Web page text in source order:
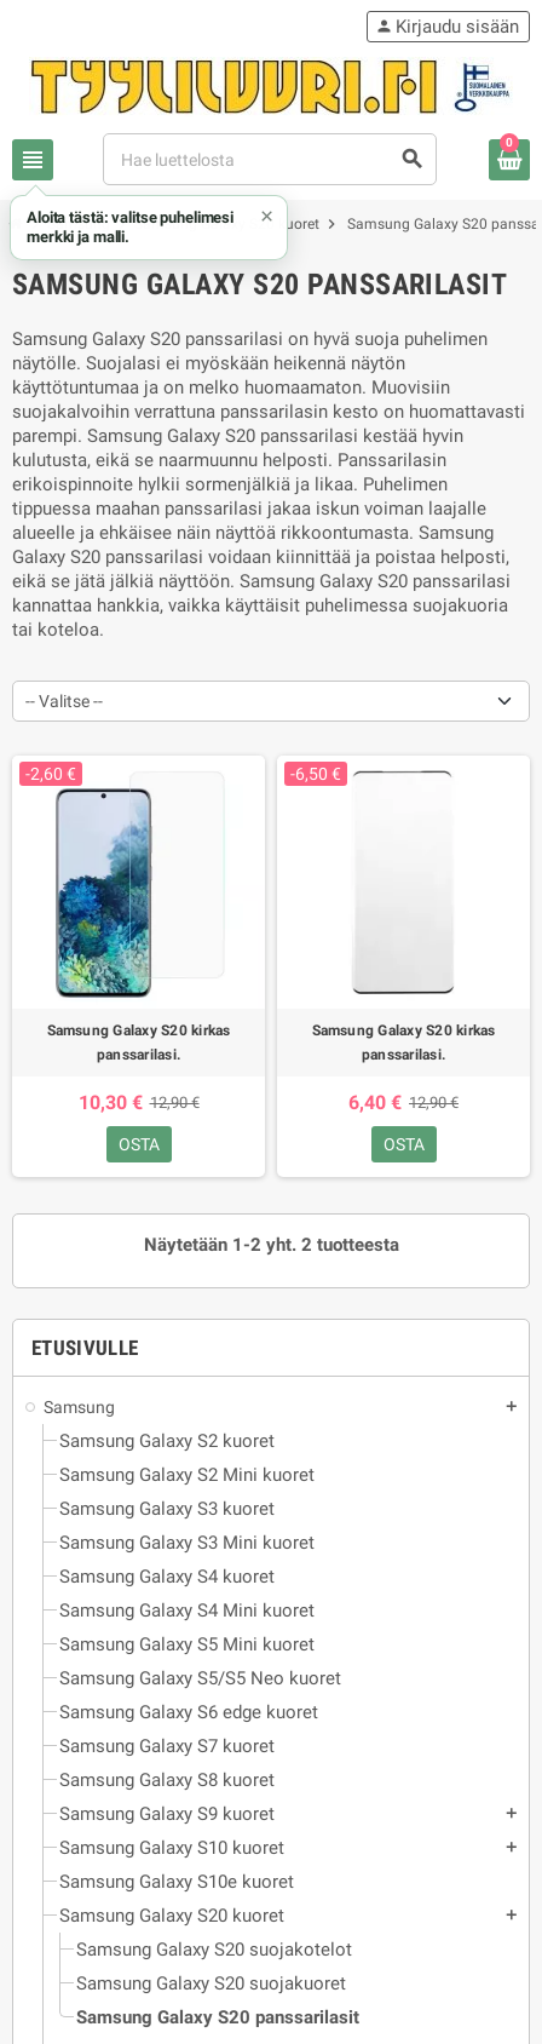
view_headline search
person Kirjaudu sisään
0
chevron_rightSamsung chevron_rightSamsung Galaxy S20 kuoret chevron_right Samsung Galaxy S20
ETUSIVULLE
Samsung add
Samsung Galaxy S2 kuoret
Samsung Galaxy S2 Mini kuoret
Samsung Galaxy S3 kuoret
Samsung Galaxy S3 Mini kuoret
Samsung Galaxy S4 kuoret
Samsung Galaxy S4 Mini kuoret
Samsung Galaxy S5 Mini kuoret
Samsung Galaxy S5/S5 Neo kuoret
Samsung Galaxy S6 edge kuoret
Samsung Galaxy S7 kuoret
Samsung Galaxy S8 kuoret
Samsung Galaxy S9 kuoret
add
Samsung Galaxy S10 kuoret add
Samsung Galaxy S10e kuoret
Samsung Galaxy S20 kuoret
add
Samsung Galaxy S20 suojakotelot
Samsung Galaxy S20 suojakuoret
Samsung Galaxy S20 panssarilasit
SAMSUNG GALAXY S20 PANSSARILASIT
Samsung Galaxy S20 panssarilasi on hyvä suoja puhelimen
näytölle. Suojalasi ei myöskään heikennä näytön
käyttötuntumaa ja on melko huomaamaton. Muovisiin
suojakalvoihin verrattuna panssarilasin kesto on huomattavasti
parempi. Samsung Galaxy S20 panssarilasi kestää hyvin
kulutusta, eikä se naarmuunnu helposti. Panssarilasin
erikoispinnoite hylkii sormenjälkiä ja likaa. Puhelimen
tippuessa maahan panssarilasi jakaa iskun voiman laajalle
alueelle ja ehkäisee näin näyttöä rikkoontumasta. Samsung
Galaxy S20 panssarilasi voidaan kiinnittää ja poistaa helposti,
eikä se jätä jälkiä näyttöön. Samsung Galaxy S20 panssarilasi
kannattaa hankkia, vaikka käyttäisit puhelimessa suojakuoria
tai koteloa.
-- Valitse --
-2,60 €
Samsung Galaxy S20 kirkas
panssarilasi.
10,30 € 12,90 €
OSTA
-6,50 €
Samsung Galaxy S20 kirkas
panssarilasi.
6,40 € 12,90 €
OSTA
Näytetään 1-2 yht. 2 tuotteesta
Aloita tästä: valitse puhelimesi
merkki ja malli.
×